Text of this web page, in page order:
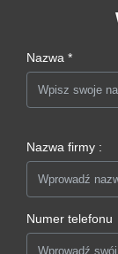
Nazwa *
Nazwa firmy :
Numer telefonu